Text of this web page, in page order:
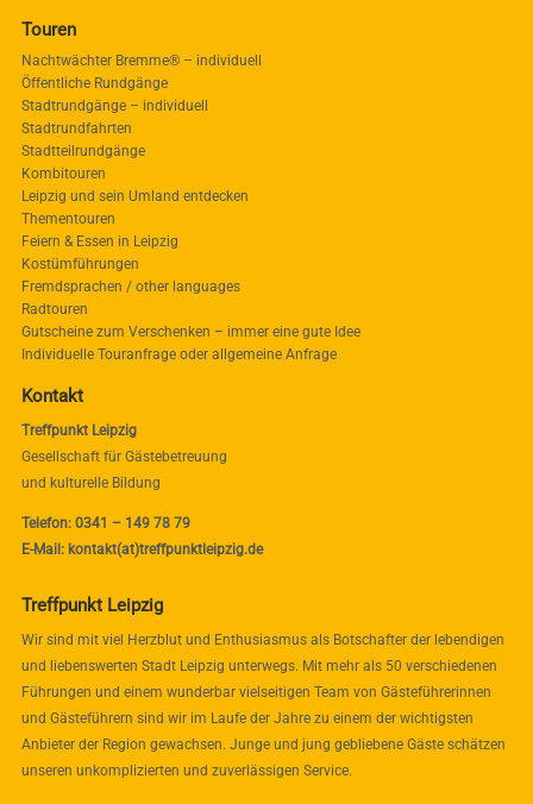
Touren
Nachtwächter Bremme® – individuell
Öffentliche Rundgänge
Stadtrundgänge – individuell
Stadtrundfahrten
Stadtteilrundgänge
Kombitouren
Leipzig und sein Umland entdecken
Thementouren
Feiern & Essen in Leipzig
Kostümführungen
Fremdsprachen / other languages
Radtouren
Gutscheine zum Verschenken – immer eine gute Idee
Individuelle Touranfrage oder allgemeine Anfrage
Kontakt
Treffpunkt Leipzig
Gesellschaft für Gästebetreuung
und kulturelle Bildung
Telefon: 0341 – 149 78 79
E-Mail: kontakt(at)treffpunktleipzig.de
Treffpunkt Leipzig
Wir sind mit viel Herzblut und Enthusiasmus als Botschafter der lebendigen
und liebenswerten Stadt Leipzig unterwegs. Mit mehr als 50 verschiedenen
Führungen und einem wunderbar vielseitigen Team von Gästeführerinnen
und Gästeführern sind wir im Laufe der Jahre zu einem der wichtigsten
Anbieter der Region gewachsen. Junge und jung gebliebene Gäste schätzen
unseren unkomplizierten und zuverlässigen Service.